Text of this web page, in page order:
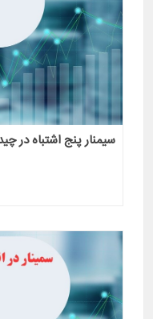
سیمنار پنج اشتباه در